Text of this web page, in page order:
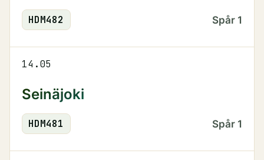
HDM482 Spår 1
14.05
Seinäjoki
HDM481 Spår 1